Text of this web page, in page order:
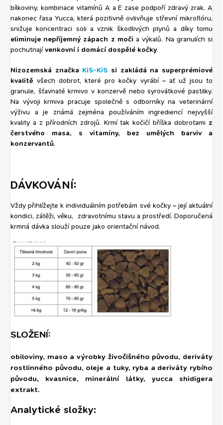
bílkoviny, kombinace vitamínů A a E zase podpoří zdravý zrak. A
nakonec řasa Yucca, která pozitivně ovlivňuje střevní mikroflóru,
snižuje koncentraci soli a vznik škodlivých plynů a díky tomu
eliminuje nepříjemný zápach z močia výkalů. Na granulích si
pochutnajívenkovní i domácí dospělé kočky.
Nizozemská značka KiS-KiS si zakládá na superprémiové
kvalitě všech dobrot, které pro kočky vyrábí – ať už jsou to
granule, šťavnaté krmivo v konzervě nebo syrovátkové pastilky.
Na vývoji krmiva pracuje společně s odborníky na veterinární
výživu a je známá zejména používáním ingrediencí nejvyšší
kvality a z přírodních zdrojů. Krmí tak kočičí bříška dobrotami z
čerstvého masa, s vitamíny, bez umělých barviv a
konzervantů.
DÁVKOVÁNÍ:
Vždy přihlížejte k individuálním potřebám své kočky – její aktuální
kondici, zátěži, věku, zdravotnímu stavu a prostředí. Doporučená
krmná dávka slouží pouze jako orientační návod.
SLOŽENÍ:
obiloviny, maso a výrobky živočišného původu, deriváty
rostlinného původu, oleje a tuky, ryba a deriváty rybího
původu, kvasnice, minerální látky, yucca shidigera
extrakt.
Analytické složky: